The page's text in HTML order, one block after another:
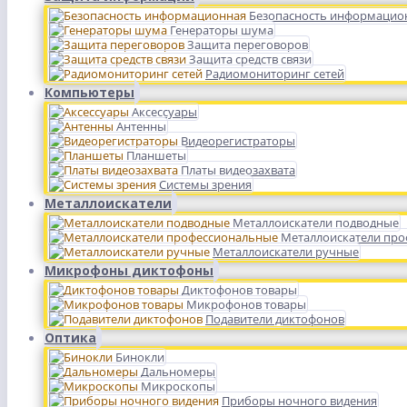
Безопасность
Генераторы шума
Защита переговоров
Защита средств связи
Радиомониторинг сетей
Компьютеры
Аксессуары
Антенны
Видеорегистраторы
Планшеты
Платы видеозахвата
Системы зрения
Металлоискатели
Металлоискатели подводные
Металлоискатели
Металлоискатели ручные
Микрофоны диктофоны
Диктофонов товары
Микрофонов товары
Подавители диктофонов
Оптика
Бинокли
Дальномеры
Микроскопы
Приборы ночного видения